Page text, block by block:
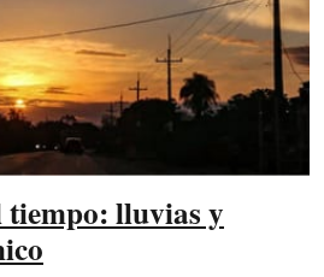
tiempo: lluvias y